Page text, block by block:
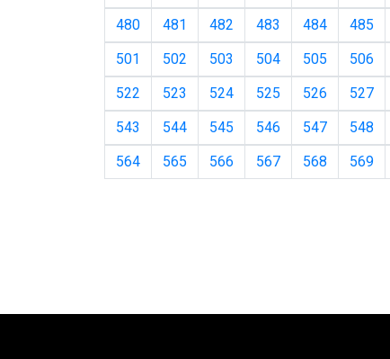
480
481 482 483 484 485
501
502 503 504 505 506
522
523 524 525 526 527
543
544 545 546 547 548
564
565 566 567 568 569